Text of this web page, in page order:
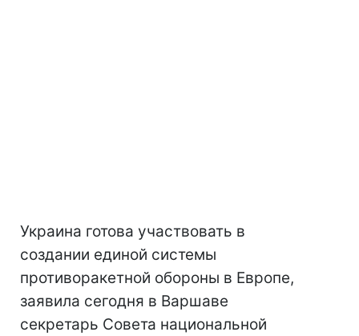
Украина готова участвовать в
создании единой системы
противоракетной обороны в Европе,
заявила сегодня в Варшаве
секретарь Совета национальной